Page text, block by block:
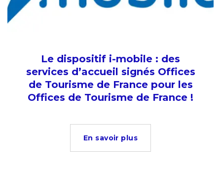
Le dispositif i-mobile : des
services d’accueil signés Offices
de Tourisme de France pour les
Offices de Tourisme de France !
En savoir plus